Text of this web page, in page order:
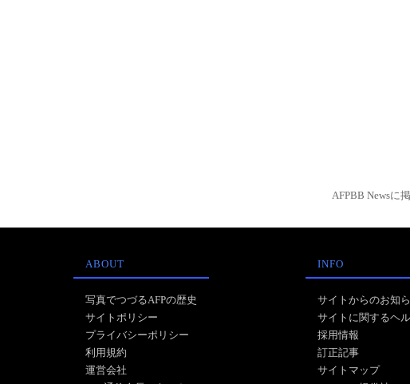
AFPBB Newsに
ABOUT
写真でつづるAFPの歴史
サイトポリシー
プライバシーポリシー
利用規約
運営会社
INFO
サイトからのお知
サイトに関するヘ
採用情報
訂正記事
サイトマップ